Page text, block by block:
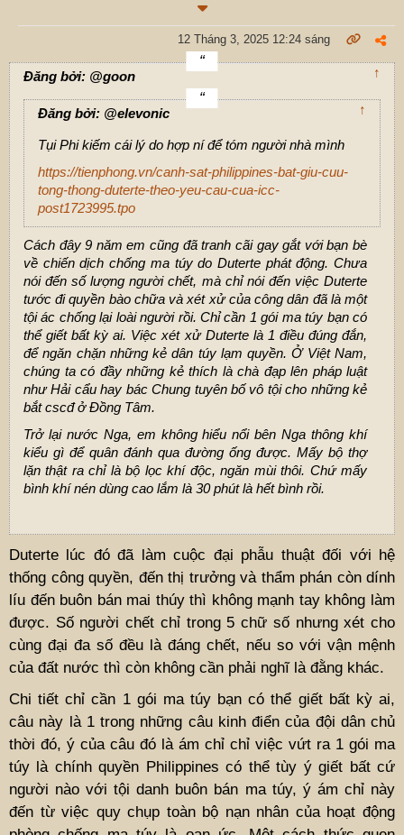
12 Tháng 3, 2025 12:24 sáng
Đăng bởi: @goon ↑
Đăng bởi: @elevonic ↑
Tụi Phi kiếm cái lý do hợp ní để tóm người nhà mình
https://tienphong.vn/canh-sat-philippines-bat-giu-cuu-
tong-thong-duterte-theo-yeu-cau-cua-icc-
post1723995.tpo
Cách đây 9 năm em cũng đã tranh cãi gay gắt với bạn bè
về chiến dịch chống ma túy do Duterte phát động. Chưa
nói đến số lượng người chết, mà chỉ nói đến việc Duterte
tước đi quyền bào chữa và xét xử của công dân đã là một
tội ác chống lại loài người rồi. Chỉ cần 1 gói ma túy bạn có
thể giết bất kỳ ai. Việc xét xử Duterte là 1 điều đúng đắn,
để ngăn chặn những kẻ dân túy lạm quyền. Ở Việt Nam,
chúng ta có đầy những kẻ thích là chà đạp lên pháp luật
như Hải cẩu hay bác Chung tuyên bố vô tội cho những kẻ
bắt cscđ ở Đồng Tâm.
Trở lại nước Nga, em không hiểu nổi bên Nga thông khí
kiểu gì để quân đánh qua đường ống được. Mấy bộ thợ
lặn thật ra chỉ là bộ lọc khí độc, ngăn mùi thôi. Chứ mấy
bình khí nén dùng cao lắm là 30 phút là hết bình rồi.
Duterte lúc đó đã làm cuộc đại phẫu thuật đối với hệ
thống công quyền, đến thị trưởng và thẩm phán còn dính
líu đến buôn bán mai thúy thì không mạnh tay không làm
được. Số người chết chỉ trong 5 chữ số nhưng xét cho
cùng đại đa số đều là đáng chết, nếu so với vận mệnh
của đất nước thì còn không cần phải nghĩ là đằng khác.
Chi tiết chỉ cần 1 gói ma túy bạn có thể giết bất kỳ ai,
câu này là 1 trong những câu kinh điển của đội dân chủ
thời đó, ý của câu đó là ám chỉ chỉ việc vứt ra 1 gói ma
túy là chính quyền Philippines có thể tùy ý giết bất cứ
người nào với tội danh buôn bán ma túy, ý ám chỉ này
đến từ việc quy chụp toàn bộ nạn nhân của hoạt động